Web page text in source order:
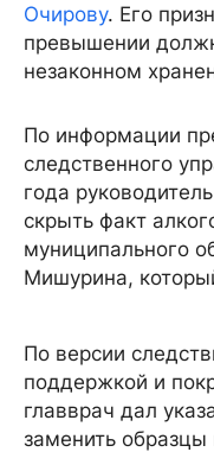
Очирову. Его
превышении
незаконном
По информации
следственного
года
скрыть факт
муниципального
Мишурина,
По версии
поддержкой и
главврач дал
заменить образцы